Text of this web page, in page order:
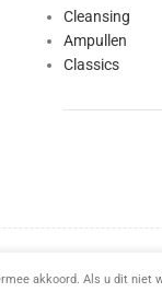
Cleansing
Ampullen
Classics
akkoord. Als u dit niet
reCAPTCHA and the Google